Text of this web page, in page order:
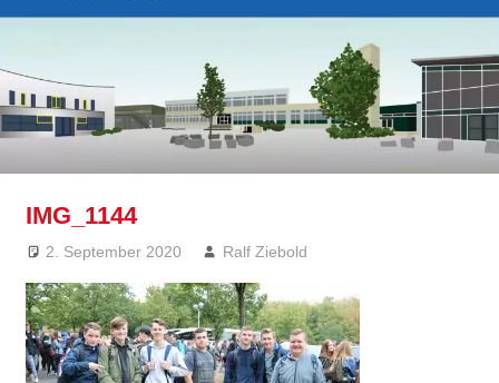
IMG_1144
2. September 2020 Ralf Ziebold